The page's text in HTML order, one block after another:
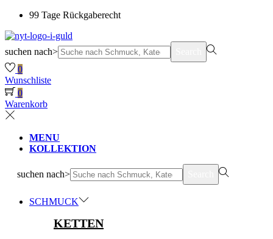
99 Tage Rückgaberecht
suchen nach>
0
Wunschliste
0
Warenkorb
MENU
KOLLEKTION
suchen nach>
SCHMUCK
KETTEN